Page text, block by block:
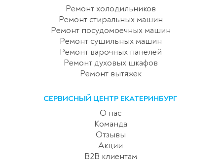
Ремонт холодильников
Ремонт стиральных машин
Ремонт посудомоечных машин
Ремонт сушильных машин
Ремонт варочных панелей
Ремонт духовых шкафов
Ремонт вытяжек
СЕРВИСНЫЙ ЦЕНТР ЕКАТЕРИНБУРГ
О нас
Команда
Отзывы
Акции
B2B клиентам